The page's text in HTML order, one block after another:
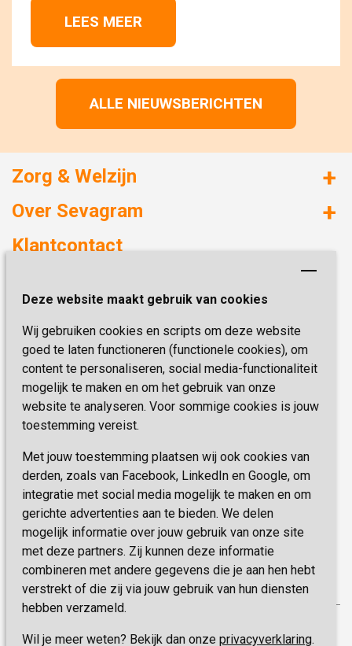
Deze website maakt gebruik van cookies
Wij gebruiken cookies en scripts om deze website
goed te laten functioneren (functionele cookies), om
content te personaliseren, social media-functionaliteit
mogelijk te maken en om het gebruik van onze
website te analyseren. Voor sommige cookies is jouw
toestemming vereist.
Met jouw toestemming plaatsen wij ook cookies van
derden, zoals van Facebook, LinkedIn en Google, om
integratie met social media mogelijk te maken en om
gerichte advertenties aan te bieden. We delen
mogelijk informatie over jouw gebruik van onze site
met deze partners. Zij kunnen deze informatie
combineren met andere gegevens die je aan hen hebt
verstrekt of die zij via jouw gebruik van hun diensten
hebben verzameld.
Wil je meer weten? Bekijk dan onze privacyverklaring.
LEES MEER
ALLE NIEUWSBERICHTEN
Zorg & Welzijn
Huizen met zorg
Onze specialiteiten
Over Sevagram
Duurzaamheid
Kwaliteit & Klantbeleving
Missie & Visie
Vastgoed
Innovatie
Klantcontact
6419 PB Heerlen
Telefoon:0900 777 4 777
E-mail:zorgbemiddeling@sevagram.nl
Schrijf je nu in!
Blijf op de hoogte van de laatste activiteiten en
nieuwtjes met onze nieuwsbrief
INSCHRIJVEN